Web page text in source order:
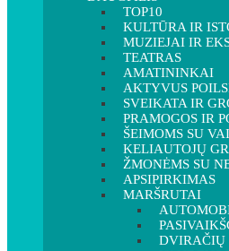
TOP10
KULTŪRA IR
MUZIEJAI IR
TEATRAS
AMATININKAI
AKTYVUS
SVEIKATA IR
PRAMOGOS IR
ŠEIMOMS SU
KELIAUTOJŲ
ŽMONĖMS SU
APSIPIRKIMAS
MARŠRUTAI
DVIRAČIŲ